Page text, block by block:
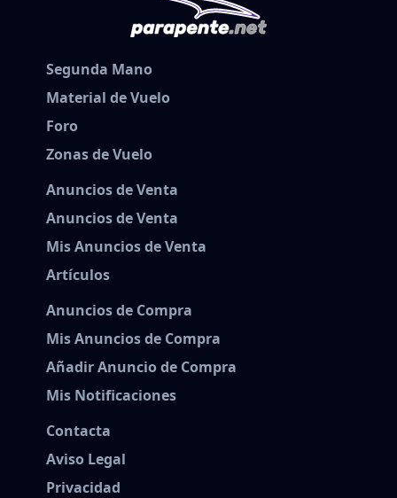
Segunda Mano
Material de Vuelo
Foro
Zonas de Vuelo
Anuncios de Venta
Anuncios de Venta
Mis Anuncios de Venta
Artículos
Anuncios de Compra
Mis Anuncios de Compra
Añadir Anuncio de Compra
Mis Notificaciones
Contacta
Aviso Legal
Privacidad